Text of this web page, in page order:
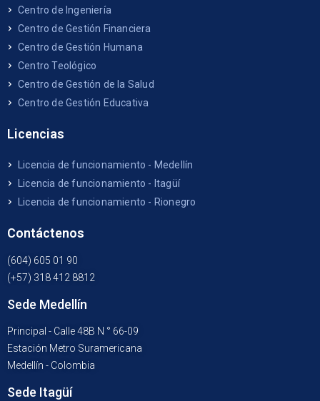
Centro de Ingeniería
Centro de Gestión Financiera
Centro de Gestión Humana
Centro Teológico
Centro de Gestión de la Salud
Centro de Gestión Educativa
Licencias
Licencia de funcionamiento - Medellín
Licencia de funcionamiento - Itagüí
Licencia de funcionamiento - Rionegro
Contáctenos
(604) 605 01 90
(+57) 318 412 8812
Sede Medellín
Principal - Calle 48B N ° 66-09
Estación Metro Suramericana
Medellín - Colombia
Sede Itagüí